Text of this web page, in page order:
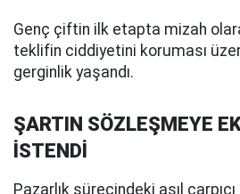
Genç çiftin ilk etapta mizah
teklifin ciddiyetini koruması
gerginlik yaşandı.
ŞARTIN SÖZLEŞMEYE
İSTENDİ
Pazarlık sürecindeki asıl